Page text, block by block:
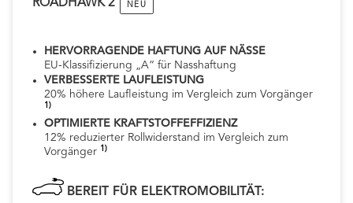
ROADHAWK 2 NEU
HERVORRAGENDE HAFTUNG AUF NÄSSE
EU-Klassifizierung „A“ für Nasshaftung
VERBESSERTE LAUFLEISTUNG
20% höhere Laufleistung im Vergleich zum Vorgänger
1)
OPTIMIERTE KRAFTSTOFFEFFIZIENZ
12% reduzierter Rollwiderstand im Vergleich zum
Vorgänger 1)
BEREIT FÜR ELEKTROMOBILITÄT: